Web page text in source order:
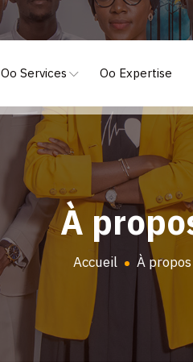
Oo Services Oo Expertise
À
Accueil À propos